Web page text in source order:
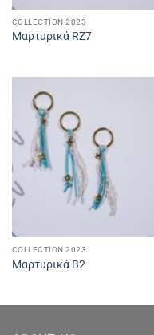
COLLECTION 2023
Μαρτυρικά RZ7
COLLECTION 2023
Μαρτυρικά Β2